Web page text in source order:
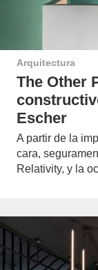
Arquitectura
The Other
Escher
A partir de la
cara,
Relativity, y la